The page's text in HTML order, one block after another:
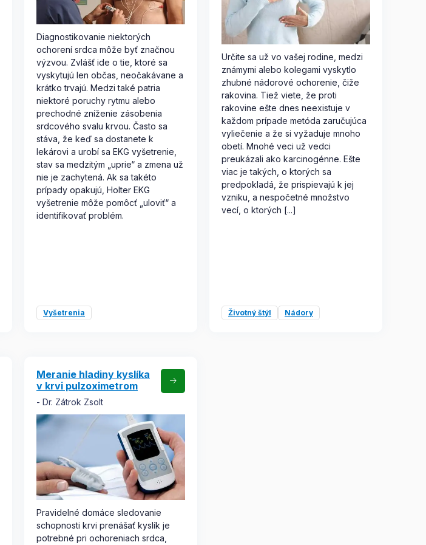
Diagnostikovanie niektorých
ochorení srdca môže byť značnou
výzvou. Zvlášť ide o tie, ktoré sa
vyskytujú len občas, neočakávane a
krátko trvajú. Medzi také patria
niektoré poruchy rytmu alebo
prechodné zníženie zásobenia
srdcového svalu krvou. Často sa
stáva, že keď sa dostanete k
lekárovi a urobí sa EKG vyšetrenie,
stav sa medzitým „uprie“ a zmena už
nie je zachytená. Ak sa takéto
prípady opakujú, Holter EKG
vyšetrenie môže pomôcť „uloviť“ a
identifikovať problém.
Vyšetrenia
Určite sa už vo vašej rodine, medzi
známymi alebo kolegami vyskytlo
zhubné nádorové ochorenie, čiže
rakovina. Tiež viete, že proti
rakovine ešte dnes neexistuje v
každom prípade metóda zaručujúca
vyliečenie a že si vyžaduje mnoho
obetí. Mnohé veci už vedci
preukázali ako karcinogénne. Ešte
viac je takých, o ktorých sa
predpokladá, že prispievajú k jej
vzniku, a nespočetné množstvo
vecí, o ktorých [...]
Životný štýl Nádory
Meranie hladiny kyslíka
v krvi pulzoximetrom
Dr. Zátrok Zsolt
Pravidelné domáce sledovanie
schopnosti krvi prenášať kyslík je
potrebné pri ochoreniach srdca,